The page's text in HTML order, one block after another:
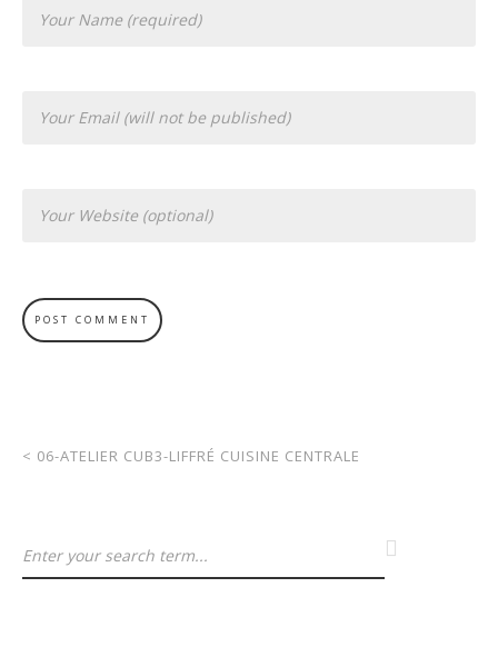
< 06-ATELIER CUB3-LIFFRÉ CUISINE CENTRALE